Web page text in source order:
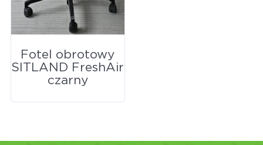
Fotel obrotowy
SITLAND FreshAir
czarny